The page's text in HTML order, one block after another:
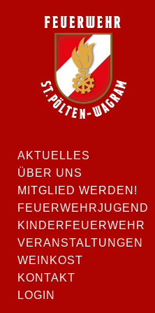
AKTUELLES
ÜBER UNS
MITGLIED WERDEN!
FEUERWEHRJUGEND
KINDERFEUERWEHR
VERANSTALTUNGEN
WEINKOST
KONTAKT
LOGIN